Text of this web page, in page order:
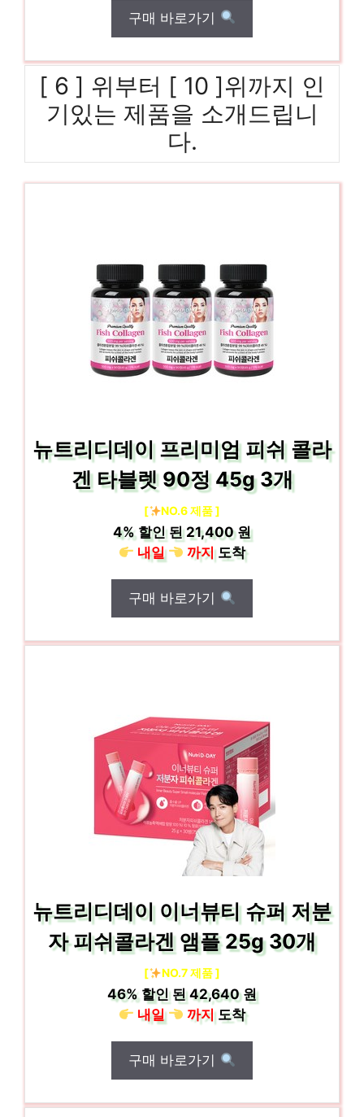
구매 바로가기
[ 6 ] 위부터 [ 10 ]위까지 인
기있는 제품을 소개드립니
다.
뉴트리디데이 프리미엄 피쉬 콜라
겐 타블렛 90정 45g 3개
[ NO.6 제품 ]
4%할인 된21,400 원
내일
까지도착
구매 바로가기
뉴트리디데이 이너뷰티 슈퍼 저분
자 피쉬콜라겐 앰플 25g 30개
[ NO.7 제품 ]
46%할인 된42,640 원
내일
까지도착
구매 바로가기